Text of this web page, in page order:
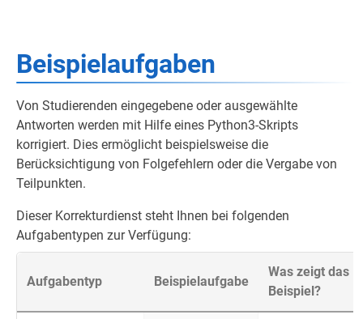
Beispielaufgaben
Von Studierenden eingegebene oder ausgewählte
Antworten werden mit Hilfe eines Python3-Skripts
korrigiert. Dies ermöglicht beispielsweise die
Berücksichtigung von Folgefehlern oder die Vergabe von
Teilpunkten.
Dieser Korrekturdienst steht Ihnen bei folgenden
Aufgabentypen zur Verfügung:
Aufgabentyp Beispielaufgabe
Was zeigt das
Beispiel?